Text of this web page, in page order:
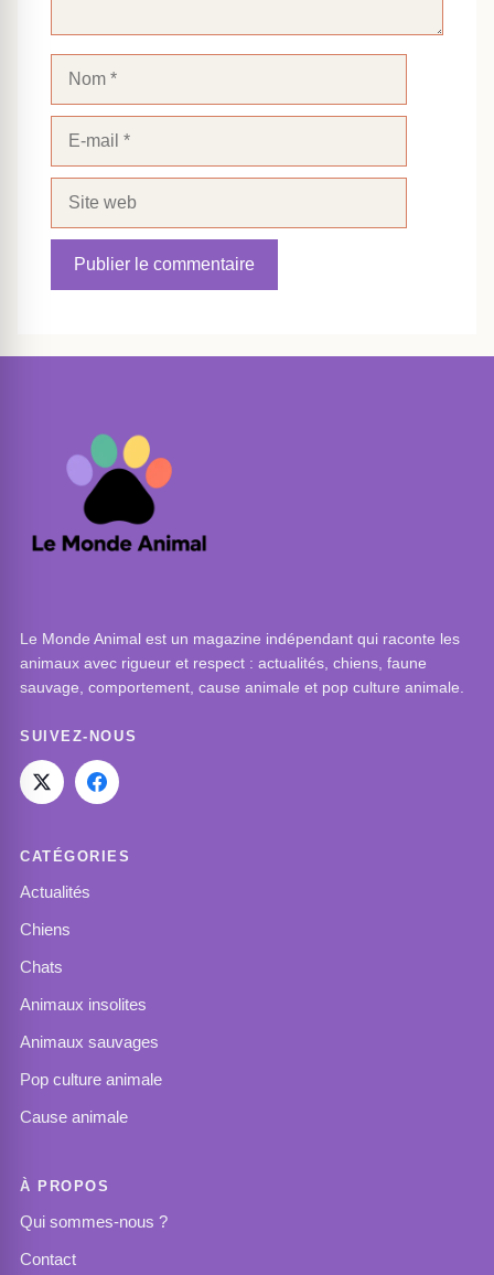
Le Monde Animal est un magazine indépendant qui raconte les
animaux avec rigueur et respect : actualités, chiens, faune
sauvage, comportement, cause animale et pop culture animale.
SUIVEZ-NOUS
CATÉGORIES
Actualités
Chiens
Chats
Animaux insolites
Animaux sauvages
Pop culture animale
Cause animale
À PROPOS
Qui sommes-nous ?
Contact